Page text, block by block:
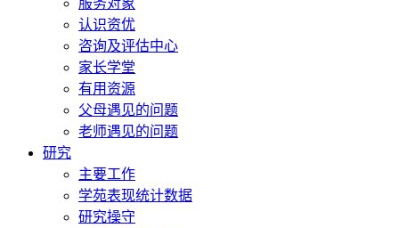
服务对象
认识资优
咨询及评估中心
家长学堂
有用资源
父母遇见的问题
老师遇见的问题
研究
主要工作
学苑表现统计数据
研究操守